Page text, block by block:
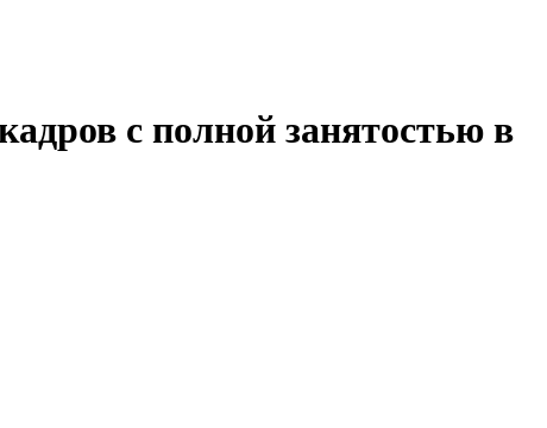
с полной занятостью в